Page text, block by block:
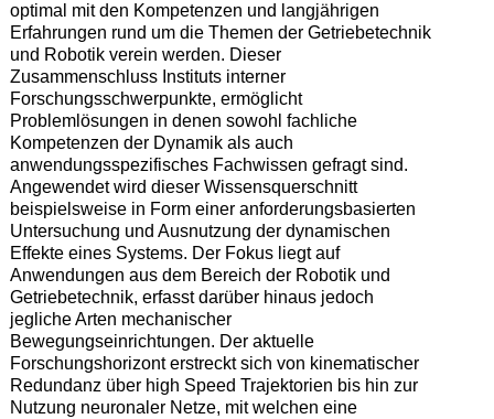
optimal mit den Kompetenzen und langjährigen
Erfahrungen rund um die Themen der Getriebetechnik
und Robotik verein werden. Dieser
Zusammenschluss Instituts interner
Forschungsschwerpunkte, ermöglicht
Problemlösungen in denen sowohl fachliche
Kompetenzen der Dynamik als auch
anwendungsspezifisches Fachwissen gefragt sind.
Angewendet wird dieser Wissensquerschnitt
beispielsweise in Form einer anforderungsbasierten
Untersuchung und Ausnutzung der dynamischen
Effekte eines Systems. Der Fokus liegt auf
Anwendungen aus dem Bereich der Robotik und
Getriebetechnik, erfasst darüber hinaus jedoch
jegliche Arten mechanischer
Bewegungseinrichtungen. Der aktuelle
Forschungshorizont erstreckt sich von kinematischer
Redundanz über high Speed Trajektorien bis hin zur
Nutzung neuronaler Netze, mit welchen eine